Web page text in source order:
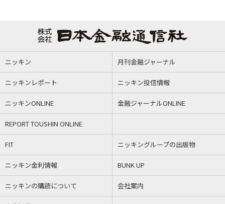
ニッキン 月刊金融ジャーナル
ニッキンレポート ニッキン投信情報
ニッキンONLINE 金融ジャーナルONLINE
REPORT TOUSHIN ONLINE
FIT ニッキングループの出版物
ニッキン金利情報 BUNK UP
ニッキンの購読について 会社案内